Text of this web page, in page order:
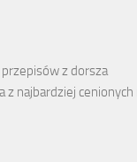
z dorsza
z najbardziej